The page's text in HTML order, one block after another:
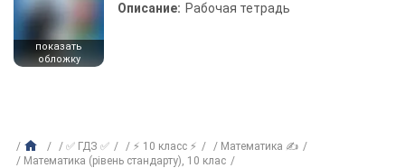
показать
обложку
Описание: Рабочая тетрадь
✅ ГДЗ ✅ ⚡ 10 класс ⚡
Математика ✍
Математика (рівень стандарту), 10 клас